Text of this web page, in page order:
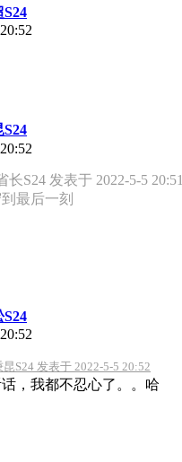
S24
长S24 发表于 2022-5-5 20:51
最后一刻
昆S24 发表于 2022-5-5 20:52
，我都不忍心了。。哈